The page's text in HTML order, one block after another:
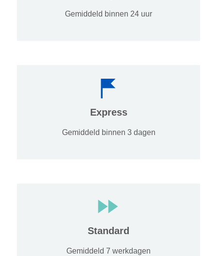
Gemiddeld binnen 24 uur
Express
Gemiddeld binnen 3 dagen
Standard
Gemiddeld 7 werkdagen